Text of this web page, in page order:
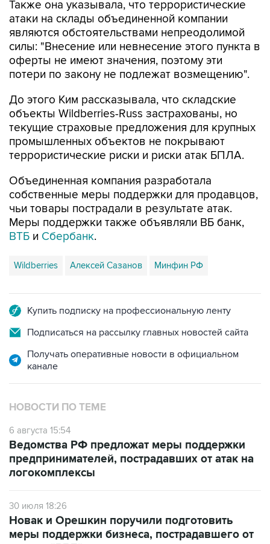
являются обстоятельствами непреодолимой
силы: "Внесение или невнесение этого пункта в
оферты не имеют значения, поэтому эти
потери по закону не подлежат возмещению".
До этого Ким рассказывала, что складские
текущие страховые предложения для крупных
промышленных объектов не покрывают
террористические риски и риски атак БПЛА.
Объединенная компания разработала
чьи товары пострадали в результате атак.
Меры поддержки также объявляли ВБ банк,
ВТБ иСбербанк.
Wildberries Алексей Сазанов
Подписаться на рассылку главных новостей сайта
Получать оперативные новости в официальном
НОВОСТИ ПО ТЕМЕ
6 августа 15:54
предпринимателей, пострадавших от атак на
логокомплексы
меры поддержки бизнеса, пострадавшего от
атак на "РВБ"